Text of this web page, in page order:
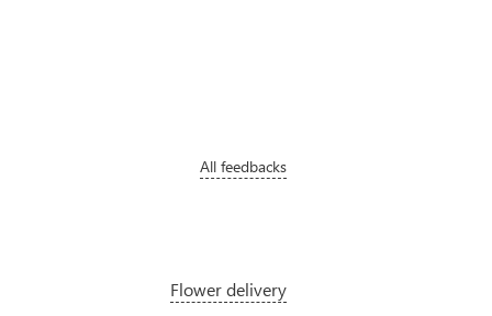
All feedbacks
Flower delivery